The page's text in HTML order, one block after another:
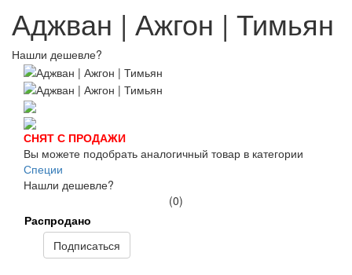
Аджван | Ажгон | Тимьян
Нашли дешевле?
СНЯТ С ПРОДАЖИ
Вы можете подобрать аналогичный товар в категории
Специи
Нашли дешевле?
(0)
Распродано
Подписаться